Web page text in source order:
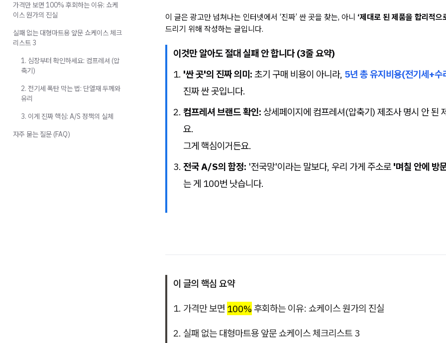
이 글은 광고만 넘쳐나는 인터넷에서 ‘진짜’ 싼 곳을 찾는, 아니 ‘제대로 된 제품을 합리적으
드리기 위해 작성하는 글입니다.
이것만 알아도 절대 실패 안 합니다 (3줄 요약)
'싼 곳'의 진짜 의미: 초기 구매 비용이 아니라, 5년 총 유지비용(전기세+수
진짜 싼 곳입니다.
컴프레셔 브랜드 확인: 상세페이지에 컴프레셔(압축기) 제조사 명시 안 된
요.
그게 핵심이거든요.
전국 A/S의 함정: '전국망'이라는 말보다, 우리 가게 주소로 '며칠 안에 방
는 게 100번 낫습니다.
이 글의 핵심 요약
1. 가격만 보면 100% 후회하는 이유: 쇼케이스 원가의 진실
2. 실패 없는 대형마트용 앞문 쇼케이스 체크리스트 3
가격만 보면 100% 후회하는 이유: 쇼케
이스 원가의 진실
실패 없는 대형마트용 앞문 쇼케이스 체크
리스트 3
1. 심장부터 확인하세요: 컴프레셔 (압
축기)
2. 전기세 폭탄 막는 법: 단열재 두께와
유리
3. 이게 진짜 핵심: A/S 정책의 실체
자주 묻는 질문 (FAQ)